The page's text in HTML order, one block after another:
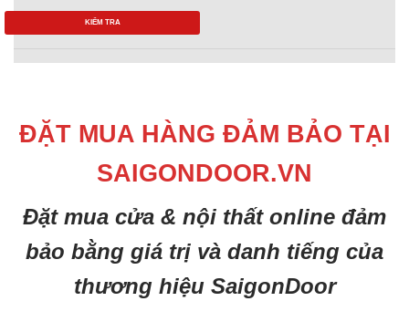
KIỂM TRA
ĐẶT MUA HÀNG ĐẢM BẢO TẠI
SAIGONDOOR.VN
Đặt mua cửa & nội thất online đảm
bảo bằng giá trị và danh tiếng của
thương hiệu SaigonDoor